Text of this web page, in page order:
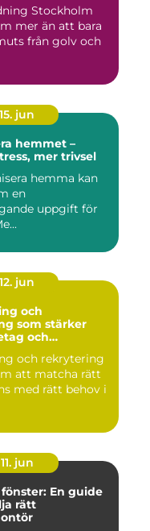
Stockholm
mer än att bara
från golv och
15. jun
hemmet –
mer trivsel
hemma kan
en
uppgift för
12. jun
och
som stärker
och
och rekrytering
att matcha rätt
med rätt behov i
11. jun
En guide
rätt